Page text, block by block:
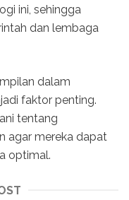
ini, sehingga
dan lembaga
dalam
faktor penting.
tentang
agar mereka dapat
optimal.